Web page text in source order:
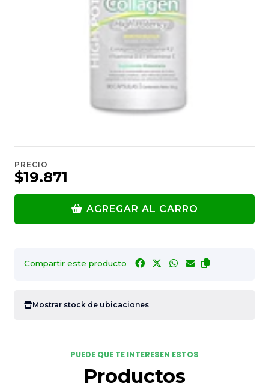
PRECIO
$19.871
AGREGAR AL CARRO
Compartir este producto
Mostrar stock de ubicaciones
PUEDE QUE TE INTERESEN ESTOS
Productos